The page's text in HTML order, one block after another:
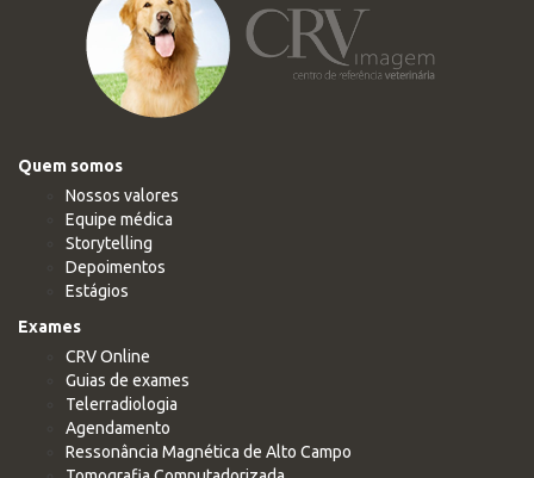
Quem somos
Nossos valores
Equipe médica
Storytelling
Depoimentos
Estágios
Exames
CRV Online
Guias de exames
Telerradiologia
Agendamento
Ressonância Magnética de Alto Campo